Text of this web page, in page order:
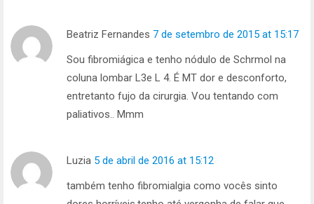
Beatriz Fernandes 7 de setembro de 2015 at 15:17
Sou fibromiágica e tenho nódulo de Schrmol na
coluna lombar L3e L 4. É MT dor e desconforto,
entretanto fujo da cirurgia. Vou tentando com
paliativos.. Mmm
Luzia 5 de abril de 2016 at 15:12
também tenho fibromialgia como vocês sinto